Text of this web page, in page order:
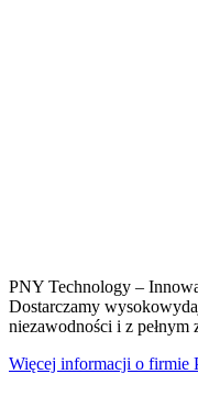
PNY Technology –
Dostarczamy
niezawodności i z pełnym
Więcej informacji o firmie